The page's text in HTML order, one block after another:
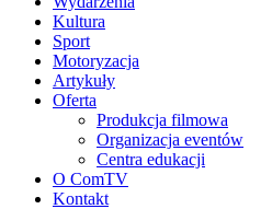
Kultura
Sport
Motoryzacja
Artykuły
Oferta
Produkcja filmowa
Organizacja eventów
Centra edukacji
O ComTV
Kontakt